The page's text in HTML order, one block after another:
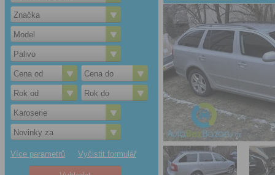
Značka
Model
Palivo
Cena od Cena do
Rok od Rok do
Karoserie
Novinky za
Více parametrů Vyčistit formulář
zimní
letní